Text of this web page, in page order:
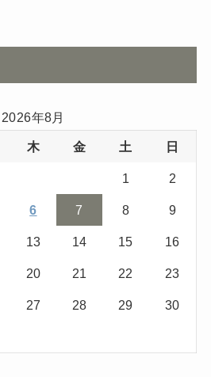
2026年8月
木 金 土 日
1 2
6 7 8 9
13 14 15 16
20 21 22 23
27 28 29 30